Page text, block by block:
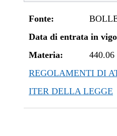
Fonte:
Data di entrata in
Materia:
440.06
REGOLAMENTI DI
ITER DELLA LEGGE